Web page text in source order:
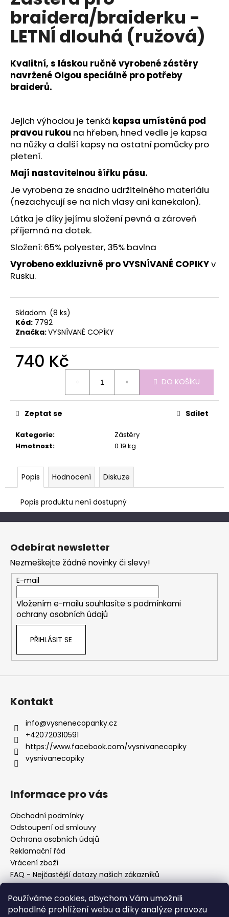
Používáme cookies, abychom Vám umožnili
pohodlné prohlížení webu a díky analýze provozu
0,0
5
hvězdiček.
braidera/braiderku -
LETNÍ dlouhá (ružová)
Kvalitní, s láskou ručně vyrobené zástěry
navržené Olgou speciálně pro potřeby
braiderů.
Jejich výhodou je tenká kapsa umístěná pod
pravou rukou na hřeben, hned vedle je kapsa
na nůžky a další kapsy na ostatní pomůcky pro
pletení.
Mají nastavitelnou šířku pásu.
Je vyrobena ze snadno udržitelného materiálu
(nezachycují se na nich vlasy ani kanekalon).
Látka je díky jejímu složení pevná a zároveň
příjemná na dotek.
Složení: 65% polyester, 35% bavlna
Vyrobeno exkluzivně pro VYSNÍVANÉ COPIKYv
Rusku.
Skladom (8 ks)
Kód: 7792
Značka:VYSNÍVANÉ COPÍKY
740 Kč
DO KOŠÍKU
Kategorie:
Zástěry
Hmotnost: 0.19 kg
Zeptat se Sdílet
Popis Hodnocení Diskuze
Popis produktu není dostupný
a
j
í
?
HLEDAT
D
o
p
o
r
u
č
u
j
e
m
Z
Odebírat newsletter
Nezmeškejte žádné novinky či slevy!
E-mail
Vložením e-mailu souhlasíte s podmínkami
ochrany osobních údajů
PŘIHLÁSIT SE
Kontakt
info@vysnenecopanky.cz
+420720310591
https://www.facebook.com/vysnivanecopiky
vysnivanecopiky
Informace pro vás
Obchodní podmínky
Odstoupení od smlouvy
Ochrana osobních údajů
Reklamační řád
Vrácení zboží
FAQ - Nejčastější dotazy našich zákazníků
Mapa braiderek
Kurz zapletání vlasů
Blog